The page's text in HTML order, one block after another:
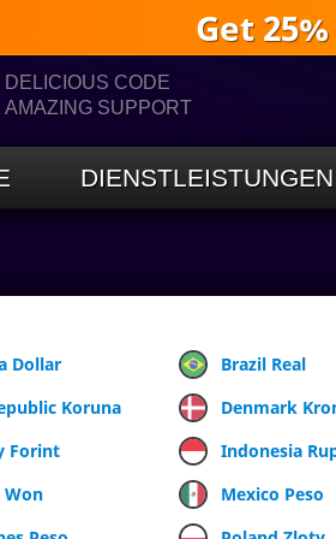
Get
DELICIOUS CODE
AMAZING SUPPORT
DIENSTLEISTUNGEN
Dollar Brazil Real
Koruna
Denmark
Forint
Indonesia
Won
Mexico Peso